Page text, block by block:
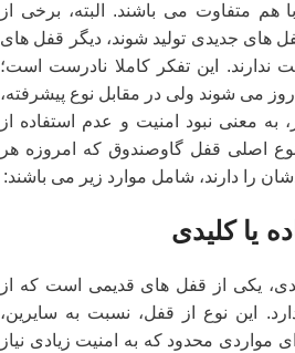
متفاوت می باشند. البته، برخی از
های جدیدی تولید شوند، دیگر قفل های
ندارند. این تفکر کاملا نادرست است؛
می شوند ولی در مقابل نوع پیشرفته،
به معنی نبود امنیت و عدم استفاده از
های قدیمی نیست. 6 نوع اصلی قفل گاوصندوق که امروزه هر
را دارند، شامل موارد زیر می باشند:
یا کلیدی
یکی از قفل های قدیمی است که از
این نوع از قفل، نسبت به سایرین،
مواردی محدود که به امنیت زیادی نیاز